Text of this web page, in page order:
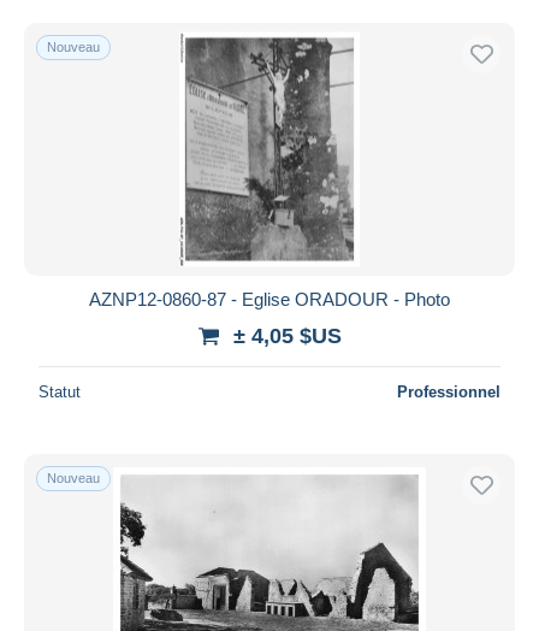
Nouveau
AZNP12-0860-87 - Eglise ORADOUR - Photo
± 4,05 $US
Statut Professionnel
Nouveau